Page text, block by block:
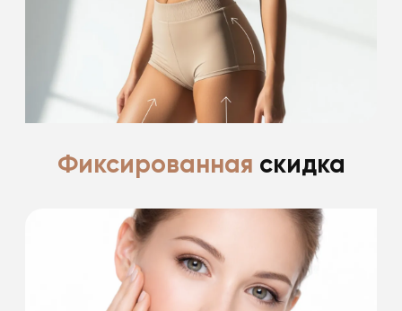
Подробнее
Фиксированная скидка
Ценим и благодарим своих пациентов за
доверие